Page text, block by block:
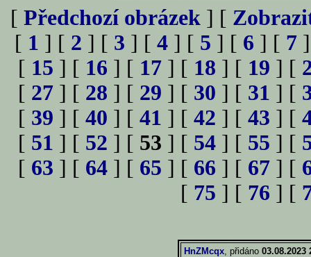
[ Předchozí obrázek ] [
[ 1 ] [ 2 ] [ 3 ] [ 4 ] [ 5 ] [ 6 ] [ 7
[ 15 ] [ 16 ] [ 17 ] [ 18 ] [ 19 ] [
[ 27 ] [ 28 ] [ 29 ] [ 30 ] [ 31 ] [
[ 39 ] [ 40 ] [ 41 ] [ 42 ] [ 43 ] [
[ 51 ] [ 52 ] [ 53 ] [ 54 ] [ 55 ] [
[ 63 ] [ 64 ] [ 65 ] [ 66 ] [ 67 ] [
[ 75 ] [ 76 ] [
HnZMcqx, přidáno 03.08.2023